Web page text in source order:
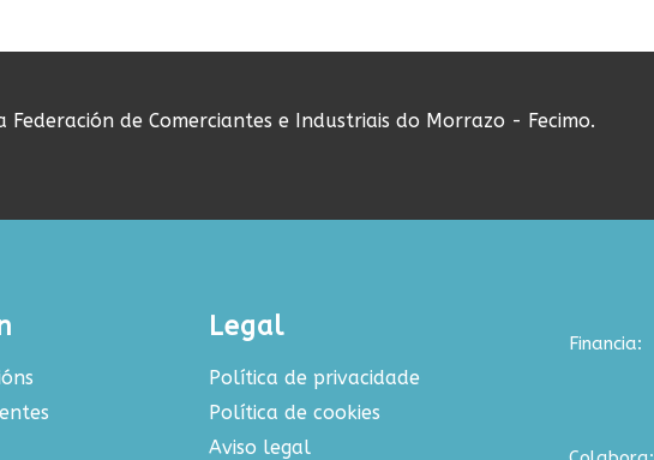
de Comerciantes e Industriais do Morrazo - Fecimo.
Legal
Política de privacidade
Política de cookies
Aviso legal
Financia: